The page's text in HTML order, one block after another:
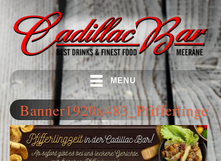
MENU
Banner1920x483_Pfifferlinge